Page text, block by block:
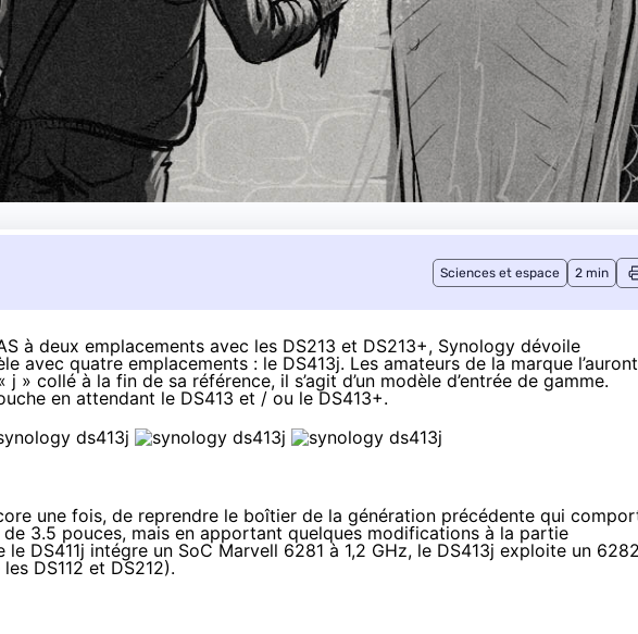
Sciences et espace 2 min
à deux emplacements avec les DS213 et DS213+, Synology dévoile
avec quatre emplacements : le DS413j. Les amateurs de la marque l’auront
» collé à la fin de sa référence, il s’agit d’un modèle d’entrée de gamme.
en attendant le DS413 et / ou le DS413+.
une fois, de reprendre le boîtier de la génération précédente qui
3.5 pouces, mais en apportant quelques modifications à la partie
le DS411j intégre un SoC Marvell 6281 à 1,2 GHz, le DS413j exploite un
DS112 et DS212).